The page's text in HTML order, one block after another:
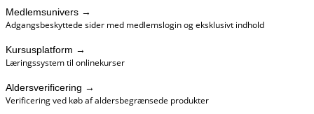
Medlemsunivers →
Adgangsbeskyttede sider med medlemslogin og eksklusivt indhold
Kursusplatform →
Læringssystem til onlinekurser
Aldersverificering →
Verificering ved køb af aldersbegrænsede produkter